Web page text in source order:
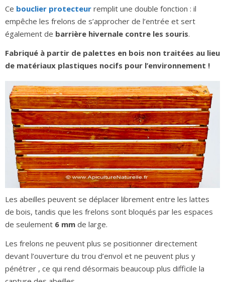
Ce bouclier protecteur remplit une double fonction : il
empêche les frelons de s’approcher de l’entrée et sert
également de barrière hivernale contre les souris.
Fabriqué à partir de palettes en bois non traitées au lieu
de matériaux plastiques nocifs pour l’environnement !
Les abeilles peuvent se déplacer librement entre les lattes
de bois, tandis que les frelons sont bloqués par les espaces
de seulement 6 mm de large.
Les frelons ne peuvent plus se positionner directement
devant l’ouverture du trou d’envol et ne peuvent plus y
pénétrer , ce qui rend désormais beaucoup plus difficile la